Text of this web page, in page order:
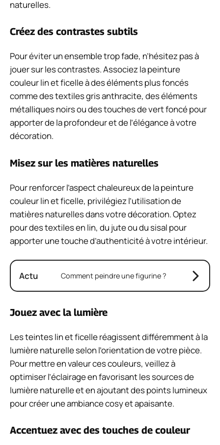
naturelles.
Créez des contrastes subtils
Pour éviter un ensemble trop fade, n’hésitez pas à
jouer sur les contrastes. Associez la peinture
couleur lin et ficelle à des éléments plus foncés
comme des textiles gris anthracite, des éléments
métalliques noirs ou des touches de vert foncé pour
apporter de la profondeur et de l’élégance à votre
décoration.
Misez sur les matières naturelles
Pour renforcer l’aspect chaleureux de la peinture
couleur lin et ficelle, privilégiez l’utilisation de
matières naturelles dans votre décoration. Optez
pour des textiles en lin, du jute ou du sisal pour
apporter une touche d’authenticité à votre intérieur.
Actu Comment peindre une figurine ?
Jouez avec la lumière
Les teintes lin et ficelle réagissent différemment à la
lumière naturelle selon l’orientation de votre pièce.
Pour mettre en valeur ces couleurs, veillez à
optimiser l’éclairage en favorisant les sources de
lumière naturelle et en ajoutant des points lumineux
pour créer une ambiance cosy et apaisante.
Accentuez avec des touches de couleur